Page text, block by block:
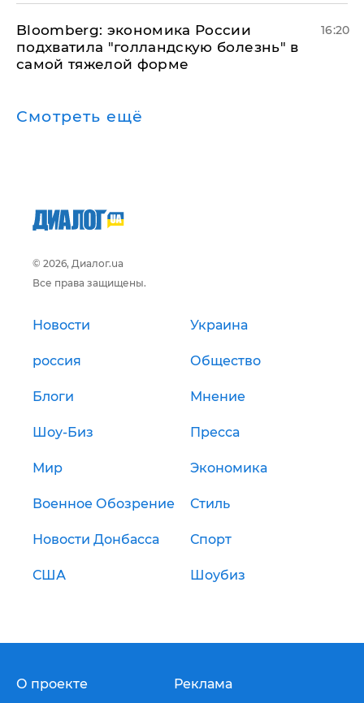
Bloomberg: экономика России
подхватила "голландскую болезнь" в
самой тяжелой форме
16:20
Смотреть ещё
© 2026, Диалог.ua
Все права защищены.
Новости Украина
россия Общество
Блоги Мнение
Шоу-Биз Пресса
Мир Экономика
Военное Обозрение Стиль
Новости Донбасса Спорт
США Шоубиз
О проекте Реклама